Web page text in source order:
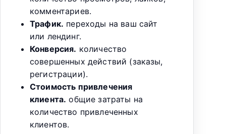
комментариев.
Трафик. переходы на ваш сайт
или лендинг.
Конверсия. количество
совершенных действий (заказы,
регистрации).
Стоимость привлечения
клиента. общие затраты на
количество привлеченных
клиентов.